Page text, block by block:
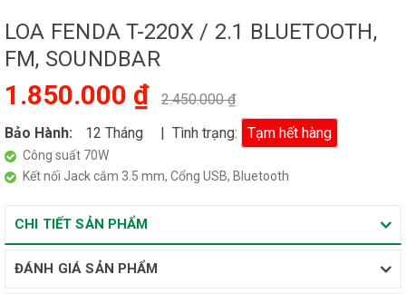
LOA FENDA T-220X / 2.1 BLUETOOTH,
FM, SOUNDBAR
1.850.000 ₫
2.450.000 ₫
Bảo Hành:
12 Tháng | Tình trạng: Tạm hết hàng
Công suất 70W
Kết nối Jack cắm 3.5 mm, Cổng USB, Bluetooth
CHI TIẾT SẢN PHẨM
ĐÁNH GIÁ SẢN PHẨM